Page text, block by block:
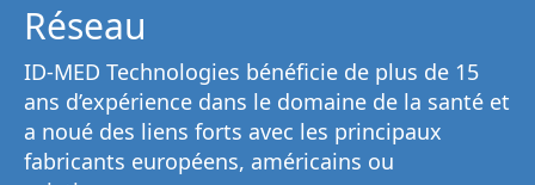
Réseau
ID-MED Technologies bénéficie de plus de 15
ans d’expérience dans le domaine de la santé et
a noué des liens forts avec les principaux
fabricants européens, américains ou